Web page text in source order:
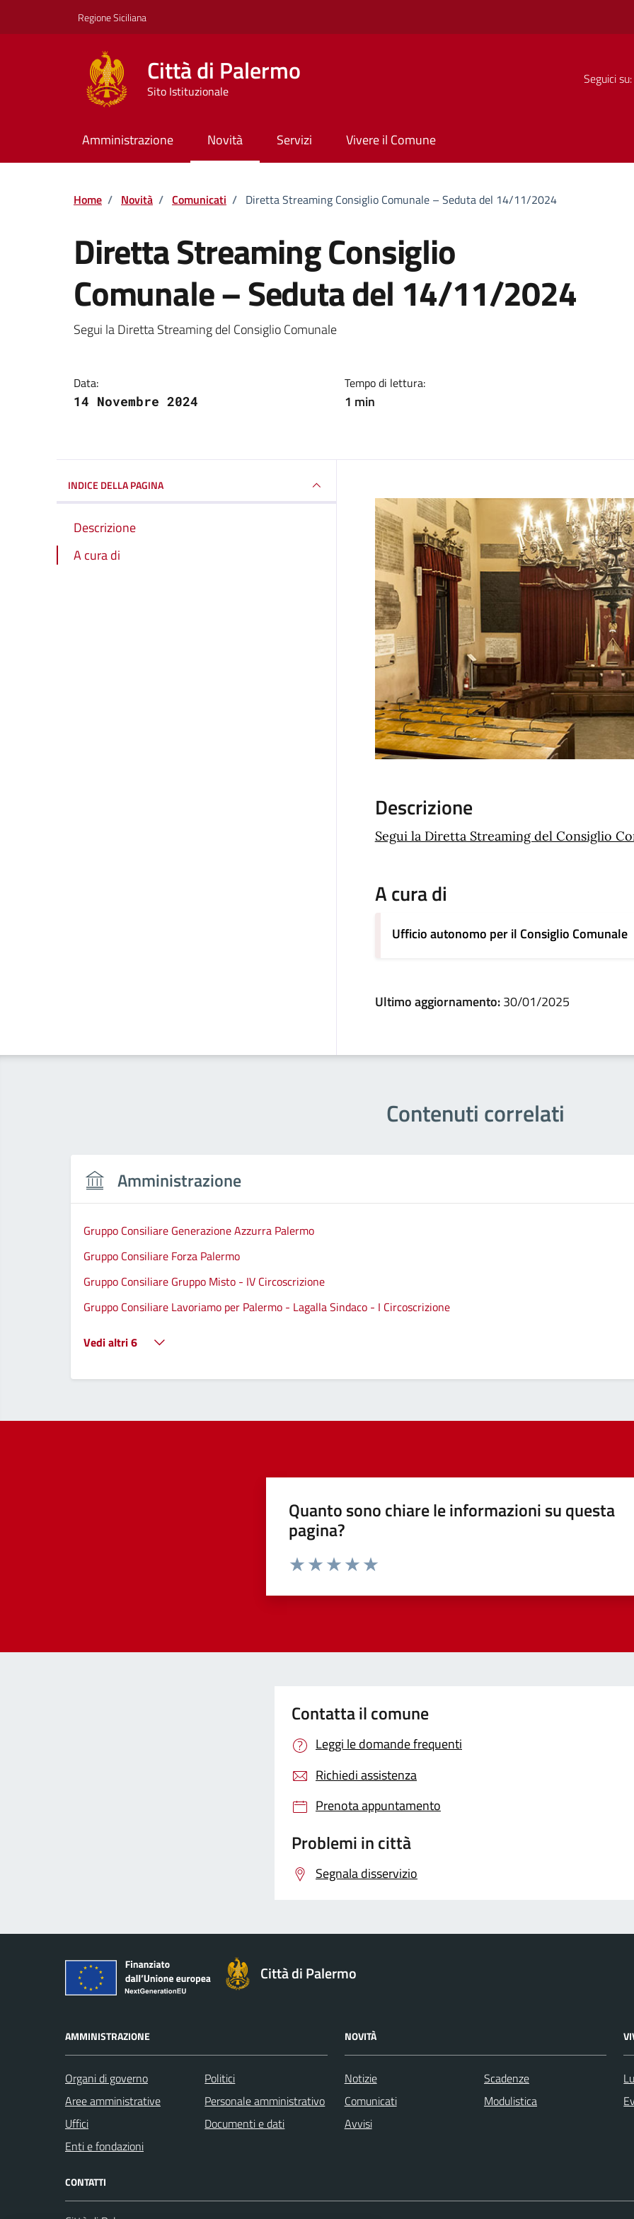
Regione Siciliana
Città di Palermo
Sito Istituzionale
Seguici su:
Amministrazione Novità Servizi Vivere il Comune
Home / Novità / Comunicati / Diretta Streaming Consiglio Comunale – Seduta del 14/11/2024
Diretta Streaming Consiglio
Comunale – Seduta del 14/11/2024
Dettagli della notizia
Segui la Diretta Streaming del Consiglio Comunale
Data:
14 Novembre 2024
Tempo di lettura:
1 min
INDICE DELLA PAGINA
Descrizione
A cura di
Descrizione
Segui la Diretta Streaming del Consiglio
A cura di
Ufficio autonomo per il Consiglio Comunale
Ultimo aggiornamento:30/01/2025
Contenuti correlati
Amministrazione
Gruppo Consiliare Generazione Azzurra Palermo
Gruppo Consiliare Forza Palermo
Gruppo Consiliare Gruppo Misto - IV Circoscrizione
Gruppo Consiliare Lavoriamo per Palermo - Lagalla Sindaco - I Circoscrizione
Vedi altri 6
Quanto sono chiare le informazioni su questa
pagina?
Contatta il comune
Leggi le domande frequenti
Richiedi assistenza
Prenota appuntamento
Problemi in città
Segnala disservizio
Città di Palermo
AMMINISTRAZIONE
Organi di governo
Aree amministrative
Uffici
Enti e fondazioni
Politici
Personale amministrativo
Documenti e dati
NOVITÀ
Notizie
Comunicati
Avvisi
Scadenze
Modulistica
CONTATTI